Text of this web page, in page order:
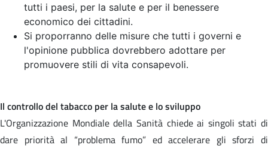
tutti i paesi, per la salute e per il benessere
economico dei cittadini.
Si proporranno delle misure che tutti i governi e
l'opinione pubblica dovrebbero adottare per
promuovere stili di vita consapevoli.
Il controllo del tabacco per la salute e lo sviluppo
L'Organizzazione Mondiale della Sanità chiede ai singoli stati di
dare priorità al “problema fumo” ed accelerare gli sforzi di